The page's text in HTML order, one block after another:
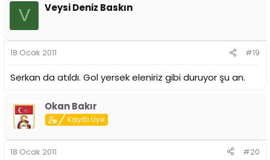
V Veysi Deniz Baskın
18 Ocak 2011 #19
Serkan da atıldı. Gol yersek eleniriz gibi duruyor şu an.
Okan Bakır
Kayıtlı Üye
18 Ocak 2011 #20